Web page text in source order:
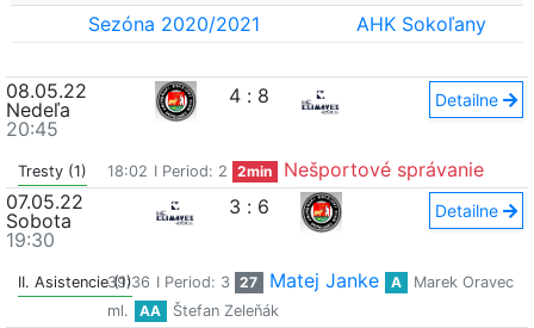
Sezóna 2020/2021
AHK Sokoľany
08.05.22
Nedeľa
20:45
4 : 8 Detailne
Tresty (1) 18:02 I Period: 2 2min
Nešportové správanie
07.05.22
Sobota
19:30
3 : 6 Detailne
II. Asistencie (1)
39:36 I Period: 3 27 Matej Janke A
Marek Oravec
ml.
AA Štefan Zeleňák